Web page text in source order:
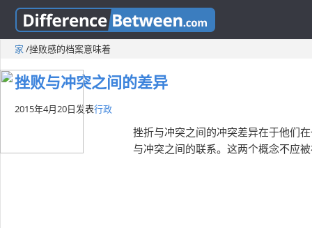
家 /挫败感的档案意味着
挫败与冲突之间的差异
2015年4月20日发表行政
挫折与冲突之间的冲突差异在于他们
与冲突之间的联系。这两个概念不应